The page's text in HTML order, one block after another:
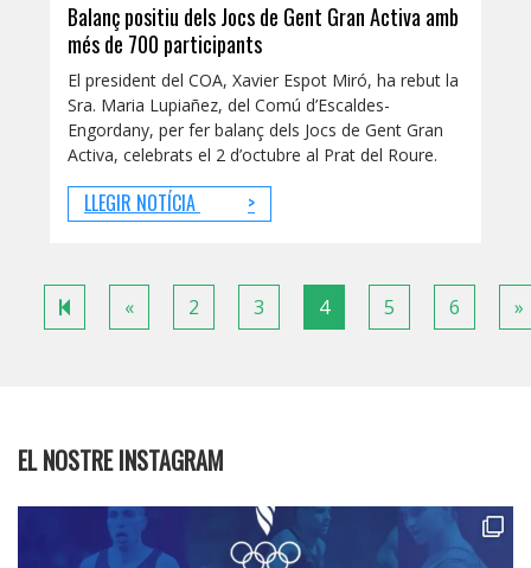
Balanç positiu dels Jocs de Gent Gran Activa amb
més de 700 participants
El president del COA, Xavier Espot Miró, ha rebut la
Sra. Maria Lupiañez, del Comú d’Escaldes-
Engordany, per fer balanç dels Jocs de Gent Gran
Activa, celebrats el 2 d’octubre al Prat del Roure.
LLEGIR NOTÍCIA >
«Previous
page
2 3 4 5 6 »
EL NOSTRE INSTAGRAM